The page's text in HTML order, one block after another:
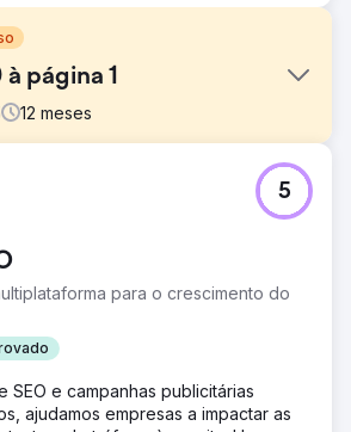
página 1
12 meses
a empresa precisava de suporte de
as palavras-chave certas, aumentar a
seu site após transparência e
com uma agência anterior.
a estratégia de SEO,
do site no WordPress, além
painéis e relatórios
claro.
para o crescimento do
5
SEO e campanhas publicitárias
ajudamos empresas a impactar as